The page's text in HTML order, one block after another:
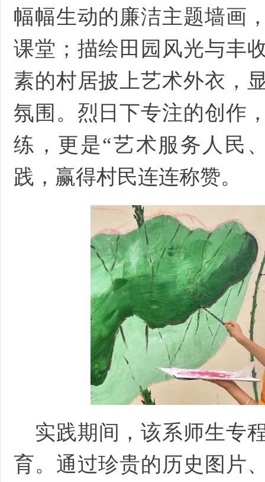
幅幅生动的廉洁主题墙画
课堂；描绘田园风光与丰
素的村居披上艺术外衣，
氛围。烈日下专注的创作
练，更是“艺术服务人民
践，赢得村民连连称赞。
实践期间，该系师生专
育。通过珍贵的历史图片